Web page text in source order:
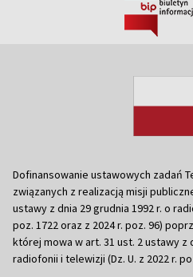
Dofinansowanie ustawowych zadań
związanych z realizacją misji
ustawy z dnia 29 grudnia 1992 r. o
poz. 1722 oraz z 2024 r. poz. 96)
której mowa w art. 31 ust. 2 ustawy z
radiofonii i telewizji (Dz. U. z 2022 r.